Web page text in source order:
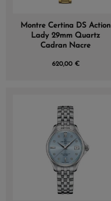
Montre Certina DS Action
Lady 29mm Quartz
Cadran Nacre
620,00 €